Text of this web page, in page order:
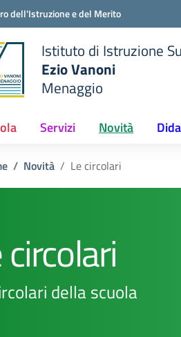
dell'Istruzione e del Merito
Istituto di Istruzione
Ezio Vanoni
Menaggio
Servizi Novità
Novità Le circolari
circolari
della scuola